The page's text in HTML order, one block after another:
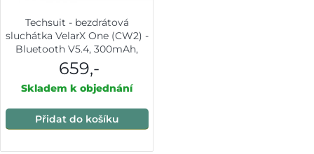
Techsuit - bezdrátová
sluchátka VelarX One (CW2) -
Bluetooth V5.4, 300mAh,
ANC, ENC, 4 mikrofony -
černá
659,-
Skladem k objednání
Přidat do košíku